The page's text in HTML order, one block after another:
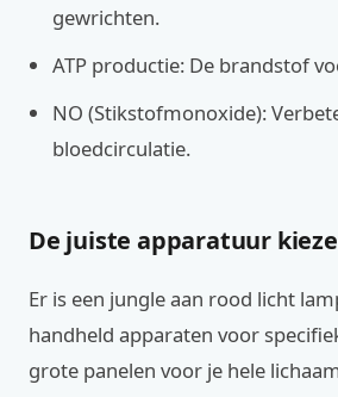
gewrichten.
ATP productie: De brandstof
NO (Stikstofmonoxide):
bloedcirculatie.
De juiste apparatuur
Er is een jungle aan rood licht
handheld apparaten voor
grote panelen voor je hele